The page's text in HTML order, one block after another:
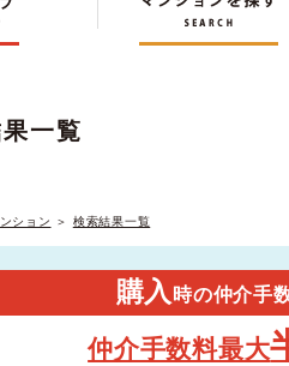
一覧
ション ＞ 検索結果一覧
購入 時の仲介手
仲介手数料最大